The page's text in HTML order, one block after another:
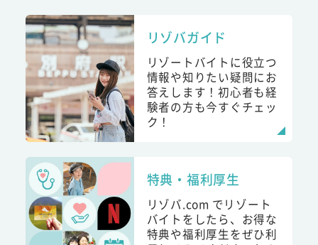
リゾバガイド
リゾートバイトに役立つ
情報や知りたい疑問にお
答えします！初心者も経
験者の方も今すぐチェッ
ク！
特典・福利厚生
リゾバ.com でリゾート
バイトをしたら、お得な
特典や福利厚生をぜひ利